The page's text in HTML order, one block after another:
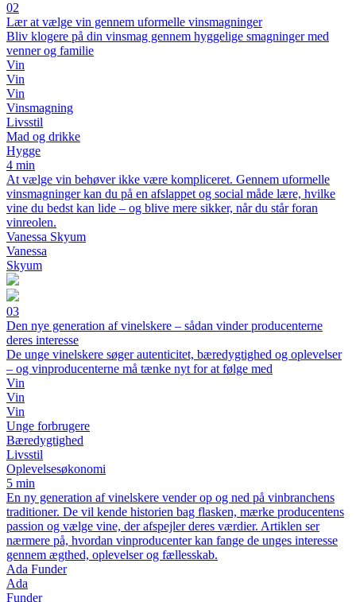
02
Lær at vælge vin gennem uformelle vinsmagninger
Bliv klogere på din vinsmag gennem hyggelige smagninger med
venner og familie
Vin
Vin
Vin
Vinsmagning
Livsstil
Mad og drikke
Hygge
4 min
At vælge vin behøver ikke være kompliceret. Gennem uformelle
vinsmagninger kan du på en afslappet og social måde lære, hvilke
vine du bedst kan lide – og blive mere sikker, når du står foran
vinreolen.
Vanessa Skyum
Vanessa
Skyum
03
Den nye generation af vinelskere – sådan vinder producenterne
deres interesse
De unge vinelskere søger autenticitet, bæredygtighed og oplevelser
– og vinproducenterne må tænke nyt for at følge med
Vin
Vin
Vin
Unge forbrugere
Bæredygtighed
Livsstil
Oplevelsesøkonomi
5 min
En ny generation af vinelskere vender op og ned på vinbranchens
traditioner. De vil kende historien bag flasken, mærke producentens
passion og vælge vine, der afspejler deres værdier. Artiklen ser
nærmere på, hvordan vinproducenter kan fange de unges interesse
gennem ægthed, oplevelser og fællesskab.
Ada Funder
Ada
Funder